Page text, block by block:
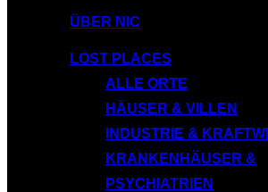
ÜBER NIC
LOST PLACES
ALLE ORTE
HÄUSER & VILLEN
INDUSTRIE &
KRANKENHÄUSER &
PSYCHIATRIEN